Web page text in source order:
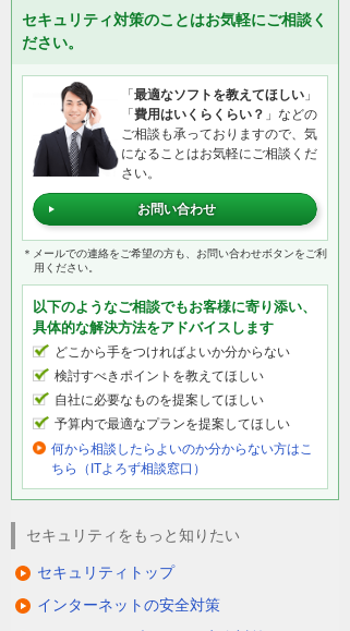
データを全て使用することができますがリ
モートPCの画面に表示されたデータをコピ
ているため、セキュリティ面も安心です。
リモートPCに接続している間、第三者が自
席PCを操作しようとしてもロックがかかっ
ているため、操作できないようになってい
ます。
またオフィストンネリングキットでは業務
管理システムも使用することが可能です。
ここでは期間システムのSMILE Vを活用し売
上伝票を作成する動きを見てみましょう。
作成した売上伝票をPDFに変換してリモー
トPCに保存しても、リモートPCにデータは
残らず自席PCにデータが保存されるように
ータは一切残らず安全に遠隔操作を行うこ
最後にオフィストンネリングキットを使用
セキュリティ対策のことはお気軽にご相談く
ださい。
「最適なソフトを教えてほしい 」
「費用はいくらくらい？ 」などの
ご相談も承っておりますので、気
になることはお気軽にご相談くだ
さい。
お問い合わせ
＊メールでの連絡をご希望の方も、お問い合わせボタンをご利
用ください。
以下のようなご相談でもお客様に寄り添い、
具体的な解決方法をアドバイスします
どこから手をつければよいか分からない
検討すべきポイントを教えてほしい
自社に必要なものを提案してほしい
予算内で最適なプランを提案してほしい
何から相談したらよいのか分からない方はこ
ちら（ITよろず相談窓口）
セキュリティをもっと知りたい
セキュリティトップ
インターネットの安全対策